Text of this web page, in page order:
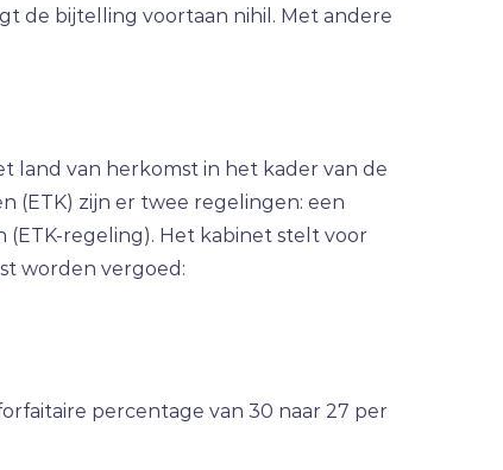
de bijtelling voortaan nihil. Met andere
land van herkomst in het kader van de
(ETK) zijn er twee regelingen: een
regeling). Het kabinet stelt voor
worden vergoed:
percentage van 30 naar 27 per